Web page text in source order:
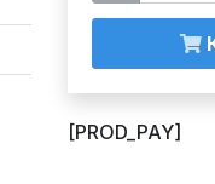
[PROD_PAY]